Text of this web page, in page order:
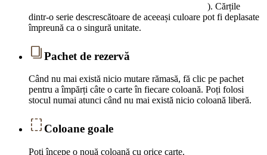
). Cărțile
dintr-o serie descrescătoare de aceeași culoare pot fi deplasate
împreună ca o singură unitate.
Pachet de rezervă
Când nu mai există nicio mutare rămasă, fă clic pe pachet
pentru a împărți câte o carte în fiecare coloană. Poți folosi
stocul numai atunci când nu mai există nicio coloană liberă.
Coloane goale
Poți începe o nouă coloană cu orice carte.